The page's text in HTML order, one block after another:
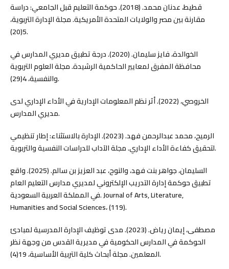
قطيط، عدنان محمد. (2018). حوكمة التعليم قبل الجامعي: دراسة
مقارنة بين مصر والولايات المتحدة الأمريكية. مجلة الإدارة التربوية،
5(20).
الخوالدة، فايز سليمان. (2020). درجة تطبيق مديري المدارس في
محافظة المفرق لمعايير الحاكمية الرشيدة. مجلة العلوم التربوية
والنفسية، 4(29).
الخروصي، (2022). أثر نظم المعلومات الإدارية في الأداء الإداري لدى
مديري المدارس.
الرميح، محمد عبدالرحمن فهد. (2023). الإدارة بالاستثناء: إطار تنظيمي
لتحقيق كفاءة الأداء الإداري. مجلة الآداب للدراسات النفسية والتربوية.
السليمان، جواهر بنت فهد، والنوح، عبد العزيز بن سالم. (2025). واقع
تطبيق حوكمة إدارة التدريب الإلكتروني لمديري مدارس التعليم العام
في المملكة العربية السعودية. Journal of Arts, Literature,
Humanities and Social Sciences، (119).
مصطفى، إيمان رياض. (2023). مدى توظيف الإدارة المدرسية لمبادئ
الحوكمة في المدارس الحكومية في مديرية القدس من وجهة نظر
المعلمين. مجلة أبحاث كلية التربية الأساسية، 19(4).